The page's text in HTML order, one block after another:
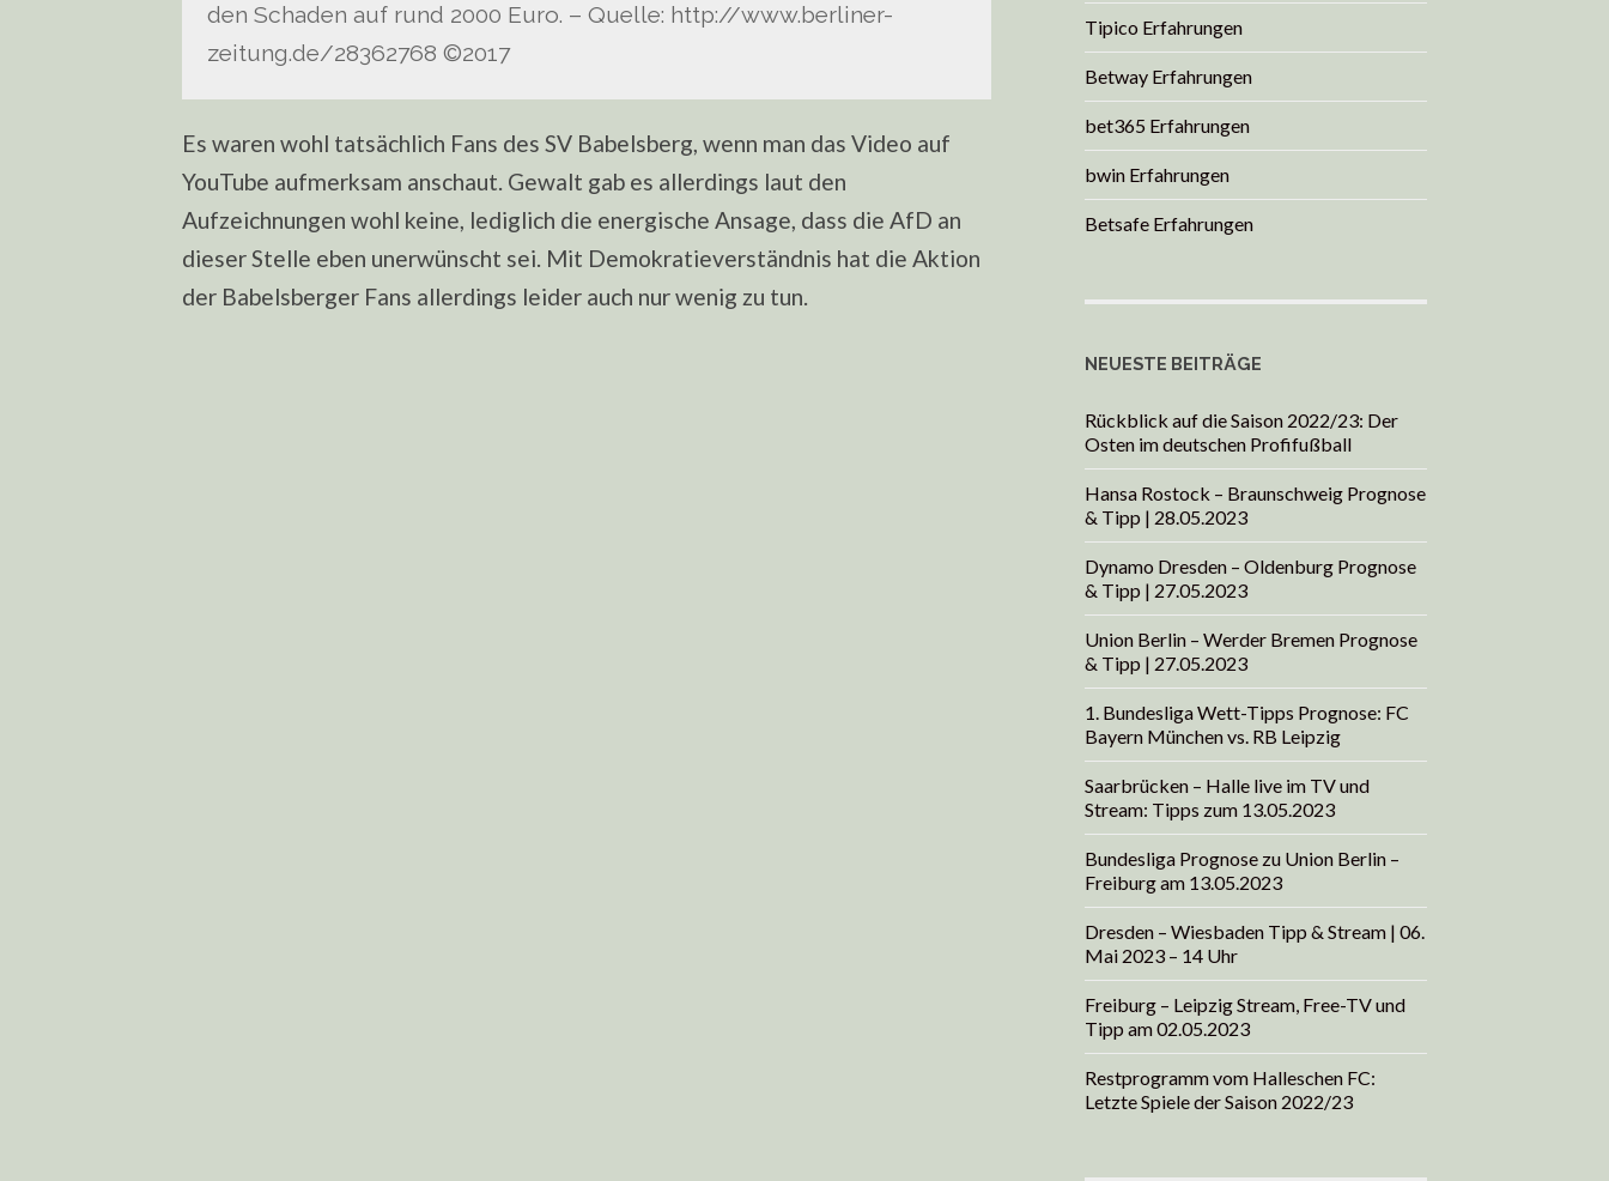
den Schaden auf rund 2000 Euro. – Quelle: http://www.berliner-
zeitung.de/28362768 ©2017
Es waren wohl tatsächlich Fans des SV Babelsberg, wenn man das Video auf
YouTube aufmerksam anschaut. Gewalt gab es allerdings laut den
Aufzeichnungen wohl keine, lediglich die energische Ansage, dass die AfD an
dieser Stelle eben unerwünscht sei. Mit Demokratieverständnis hat die Aktion
der Babelsberger Fans allerdings leider auch nur wenig zu tun.
Tipico Erfahrungen
Betway Erfahrungen
bet365 Erfahrungen
bwin Erfahrungen
Betsafe Erfahrungen
NEUESTE BEITRÄGE
Rückblick auf die Saison 2022/23: Der
Osten im deutschen Profifußball
Hansa Rostock – Braunschweig Prognose
& Tipp | 28.05.2023
Dynamo Dresden – Oldenburg Prognose
& Tipp | 27.05.2023
Union Berlin – Werder Bremen Prognose
& Tipp | 27.05.2023
1. Bundesliga Wett-Tipps Prognose: FC
Bayern München vs. RB Leipzig
Saarbrücken – Halle live im TV und
Stream: Tipps zum 13.05.2023
Bundesliga Prognose zu Union Berlin –
Freiburg am 13.05.2023
Dresden – Wiesbaden Tipp & Stream | 06.
Mai 2023 – 14 Uhr
Freiburg – Leipzig Stream, Free-TV und
Tipp am 02.05.2023
Restprogramm vom Halleschen FC:
Letzte Spiele der Saison 2022/23